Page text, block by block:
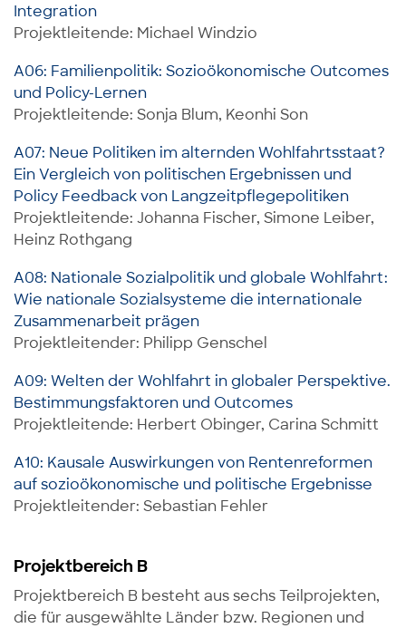
Integration
Projektleitende: Michael Windzio
A06: Familienpolitik: Sozioökonomische Outcomes
und Policy-Lernen
Projektleitende: Sonja Blum, Keonhi Son
A07: Neue Politiken im alternden Wohlfahrtsstaat?
Ein Vergleich von politischen Ergebnissen und
Policy Feedback von Langzeitpflegepolitiken
Projektleitende: Johanna Fischer, Simone Leiber,
Heinz Rothgang
A08: Nationale Sozialpolitik und globale Wohlfahrt:
Wie nationale Sozialsysteme die internationale
Zusammenarbeit prägen
Projektleitender: Philipp Genschel
A09: Welten der Wohlfahrt in globaler Perspektive.
Bestimmungsfaktoren und Outcomes
Projektleitende: Herbert Obinger, Carina Schmitt
A10: Kausale Auswirkungen von Rentenreformen
auf sozioökonomische und politische Ergebnisse
Projektleitender: Sebastian Fehler
Projektbereich B
Projektbereich B besteht aus sechs Teilprojekten,
die für ausgewählte Länder bzw. Regionen und